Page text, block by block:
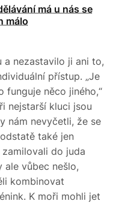
má u nás se
málo
a nezastavilo ji ani to,
přístup. „Je
funguje něco jiného,“
nejstarší kluci jsou
nám nevyčetli, že se
také jen
do juda
ale vůbec nešlo,
kombinovat
K moři mohli jet